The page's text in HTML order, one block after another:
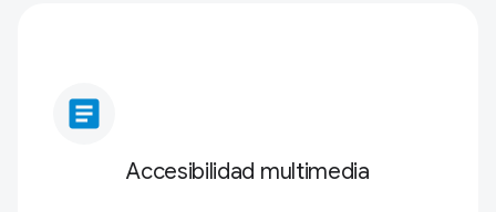
article
Accesibilidad multimedia